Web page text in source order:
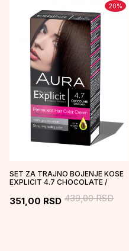
20%
SET ZA TRAJNO BOJENJE KOSE
EXPLICIT 4.7 CHOCOLATE /
351,00 RSD 439,00RSD